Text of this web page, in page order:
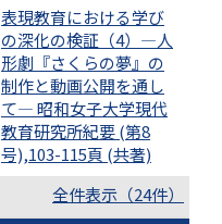
表現教育における学び
の深化の検証（4）―人
形劇『さくらの夢』の
制作と動画公開を通し
て― 昭和女子大学現代
教育研究所紀要 (第8
号),103-115頁 (共著)
全件表示（24件）